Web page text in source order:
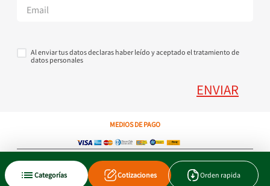
Categorías Cotizaciones Orden rapida
Al enviar tus datos declaras haber leído y aceptado el tratamiento de
datos personales
ENVIAR
MEDIOS DE PAGO
Copyright © 2023 JEN SA. Derechos Reservados. Util.com.co.